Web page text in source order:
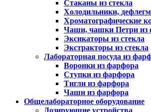
Стаканы из стекла
Холодильники,
Хроматографические
Чаши, чашки Петри из
Эксикаторы из стекла
Экстракторы из стекла
Лабораторная посуда из
Воронки из фарфора
Ступки из фарфора
Тигли из фарфора
Чаши из фарфора
Общелабораторное оборудование
Дозирующие устройства